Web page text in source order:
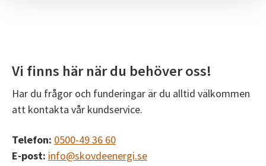
Vi finns här när du behöver oss!
Har du frågor och funderingar är du alltid välkommen
att kontakta vår kundservice.
Telefon: 0500-49 36 60
E-post: info@skovdeenergi.se